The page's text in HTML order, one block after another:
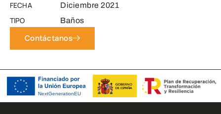
FECHA Diciembre 2021
TIPO Baños
Contáctanos